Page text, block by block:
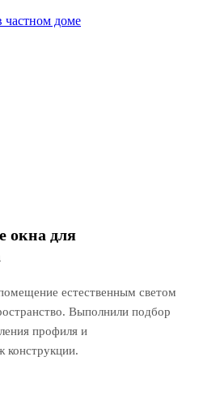
окна для
естественным светом
Выполнили подбор
профиля и
конструкции.